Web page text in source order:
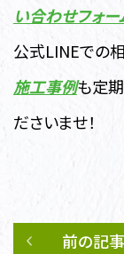
い合わせフォー
公式LINEでの
施工事例も定
ださいませ！
前の記